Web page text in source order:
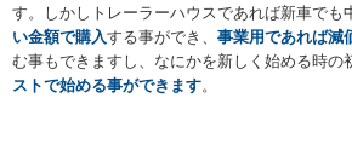
す。しかしトレーラーハウスであれば新車でも
い金額で購入する事ができ、 事業用であれば減
む事もできますし、なにかを新しく始める時の
ストで始める事ができます。